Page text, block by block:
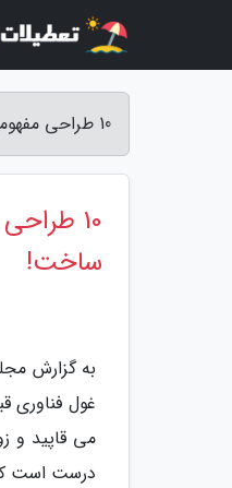
10 طراحی مفهومی نوآورانه اپل که زیبا هستند، اما در عمل شاید نتوان آنها را فعلا ساخت! - مجله کارنیکان
10
ساخت!
به گزارش
غول فناوری
می قاپید و
درست است